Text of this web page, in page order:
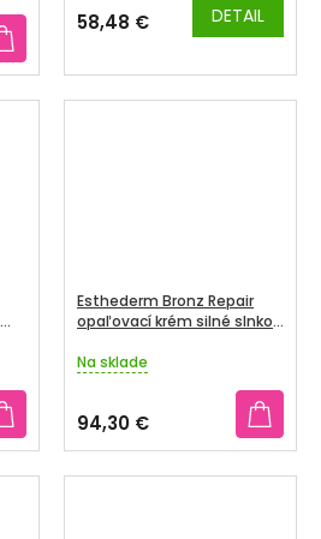
produktu
je
z
5
58,48 € DETAIL
Esthederm Bronz Repair
opaľovací krém silné slnko
Priemerné
produktu
je
5,0
z
Na sklade
94,30 €